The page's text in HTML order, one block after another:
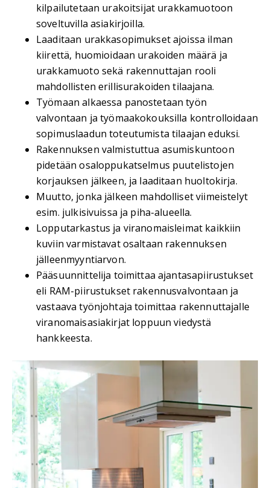
kilpailutetaan urakoitsijat urakkamuotoon
soveltuvilla asiakirjoilla.
Laaditaan urakkasopimukset ajoissa ilman
kiirettä, huomioidaan urakoiden määrä ja
urakkamuoto sekä rakennuttajan rooli
mahdollisten erillisurakoiden tilaajana.
Työmaan alkaessa panostetaan työn
valvontaan ja työmaakokouksilla kontrolloidaan
sopimuslaadun toteutumista tilaajan eduksi.
Rakennuksen valmistuttua asumiskuntoon
pidetään osaloppukatselmus puutelistojen
korjauksen jälkeen, ja laaditaan huoltokirja.
Muutto, jonka jälkeen mahdolliset viimeistelyt
esim. julkisivuissa ja piha-alueella.
Lopputarkastus ja viranomaisleimat kaikkiin
kuviin varmistavat osaltaan rakennuksen
jälleenmyyntiarvon.
Pääsuunnittelija toimittaa ajantasapiirustukset
eli RAM-piirustukset rakennusvalvontaan ja
vastaava työnjohtaja toimittaa rakennuttajalle
viranomaisasiakirjat loppuun viedystä
hankkeesta.